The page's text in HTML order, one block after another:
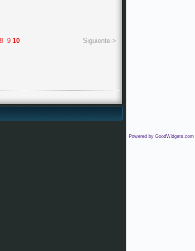
8 9 10 Siguiente->
Powered by GoodWidgets.com